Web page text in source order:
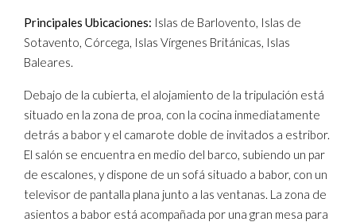
Principales Ubicaciones: Islas de Barlovento, Islas de
Sotavento, Córcega, Islas Vírgenes Británicas, Islas
Baleares.
Debajo de la cubierta, el alojamiento de la tripulación está
situado en la zona de proa, con la cocina inmediatamente
detrás a babor y el camarote doble de invitados a estribor.
El salón se encuentra en medio del barco, subiendo un par
de escalones, y dispone de un sofá situado a babor, con un
televisor de pantalla plana junto a las ventanas. La zona de
asientos a babor está acompañada por una gran mesa para